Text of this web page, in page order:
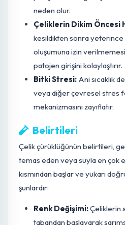
Çevresel faktörler,
mantar sporlarının
kolaylaştırır.
Steril Olmayan
aletlerinin veya
patojenlerin sağlıklı
neden olur.
kesildikten sonra
oluşumuna izin
patojen girişini
Bitki Stresi:Ani
veya diğer çevresel
mekanizmasını